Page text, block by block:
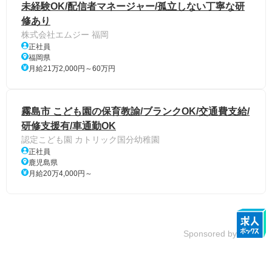
未経験OK/配信者マネージャー/孤立しない丁寧な研
修あり
株式会社エムジー 福岡
正社員
福岡県
月給21万2,000円～60万円
霧島市 こども園の保育教諭/ブランクOK/交通費支給/
研修支援有/車通勤OK
認定こども園 カトリック国分幼稚園
正社員
鹿児島県
月給20万4,000円～
Sponsored by